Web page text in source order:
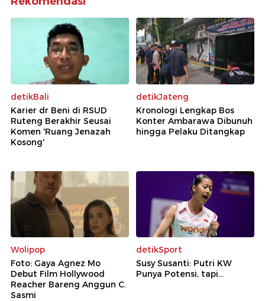
detikBali
Karier dr Beni di RSUD
Ruteng Berakhir Seusai
Komen 'Ruang Jenazah
Kosong'
detikJateng
Kronologi Lengkap Bos
Konter Ambarawa Dibunuh
hingga Pelaku Ditangkap
Wolipop
Foto: Gaya Agnez Mo
Debut Film Hollywood
Reacher Bareng Anggun C.
Sasmi
detikSport
Susy Susanti: Putri KW
Punya Potensi, tapi...